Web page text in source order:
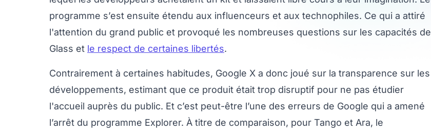
programme s’est ensuite étendu aux influenceurs et aux technophiles. Ce qui a attiré
l'attention du grand public et provoqué les nombreuses questions sur les capacités de
Glass et le respect de certaines libertés.
Contrairement à certaines habitudes, Google X a donc joué sur la transparence sur les
développements, estimant que ce produit était trop disruptif pour ne pas étudier
l'accueil auprès du public. Et c’est peut-être l’une des erreurs de Google qui a amené
l’arrêt du programme Explorer. À titre de comparaison, pour Tango et Ara, le